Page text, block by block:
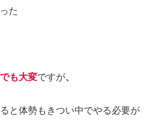
た
も大変ですが、
と体勢もきつい中でやる必要が